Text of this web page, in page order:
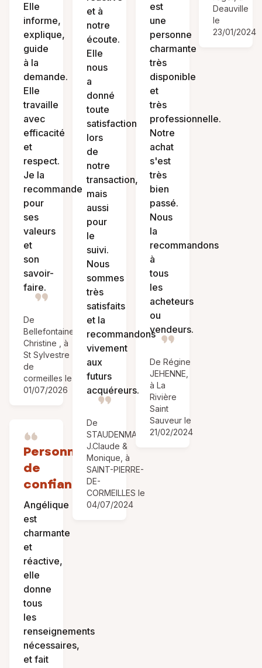
Elle
informe,
explique,
guide
à la
demande.
Elle
travaille
avec
efficacité
et
respect.
Je la
recommande
pour
ses
valeurs
et
son
savoir-
faire.
De
Bellefontaine
Christine , à
St Sylvestre
de
cormeilles le
01/07/2026
Personne
de
confiance
Angélique
est
charmante
et
réactive,
elle
donne
tous
les
renseignements
nécessaires,
et fait
et à
notre
écoute.
Elle
nous
a
donné
toute
satisfaction
lors
de
notre
transaction,
mais
aussi
pour
le
suivi.
Nous
sommes
très
satisfaits
et la
recommandons
vivement
aux
futurs
acquéreurs.
De
STAUDENMANN
J.Claude &
Monique, à
SAINT-PIERRE-
DE-
CORMEILLES le
04/07/2024
est
une
personne
charmante
très
disponible
et
très
professionnelle.
Notre
achat
s'est
très
bien
passé.
Nous
la
recommandons
à
tous
les
acheteurs
ou
vendeurs.
De Régine
JEHENNE,
à La
Rivière
Saint
Sauveur le
21/02/2024
Deauville
le
23/01/2024